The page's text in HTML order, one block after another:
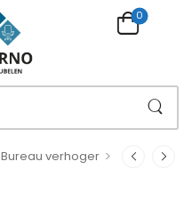
0
Bureau verhoger >